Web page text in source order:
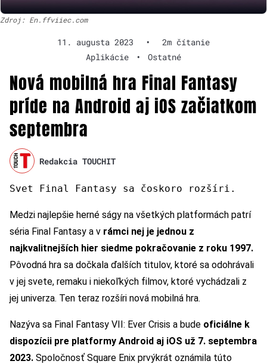
Zdroj: En.ffviiec.com
11. augusta 2023 •
2m čítanie
Aplikácie
• Ostatné
Nová mobilná hra Final Fantasy
príde na Android aj iOS začiatkom
septembra
Redakcia TOUCHIT
Svet Final Fantasy sa čoskoro rozšíri.
Medzi najlepšie herné ságy na všetkých platformách patrí
séria Final Fantasy a v rámci nej je jednou z
najkvalitnejších hier siedme pokračovanie z roku 1997.
Pôvodná hra sa dočkala ďalších titulov, ktoré sa odohrávali
v jej svete, remaku i niekoľkých filmov, ktoré vychádzali z
jej univerza. Ten teraz rozšíri nová mobilná hra.
Nazýva sa Final Fantasy VII: Ever Crisis a bude oficiálne k
dispozícii pre platformy Android aj iOS už 7. septembra
2023. Spoločnosť Square Enix prvýkrát oznámila túto